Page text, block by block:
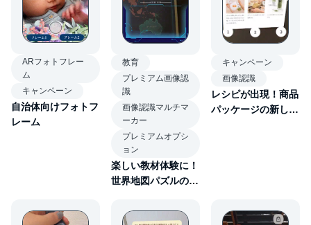
ARフォトフレー
ム
キャンペーン
自治体向けフォトフ
レーム
教育
プレミアム画像認
識
画像認識マルチマ
ーカー
プレミアムオプシ
ョン
楽しい教材体験に！
世界地図パズルの知
キャンペーン
画像認識
レシピが出現！商品
パッケージの新しい